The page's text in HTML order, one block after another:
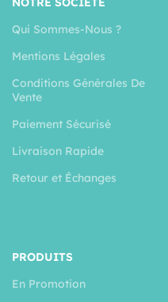
Qui Sommes-Nous ?
Mentions Légales
Conditions Générales De
Vente
Paiement Sécurisé
Livraison Rapide
Retour et Échanges
PRODUITS
En Promotion